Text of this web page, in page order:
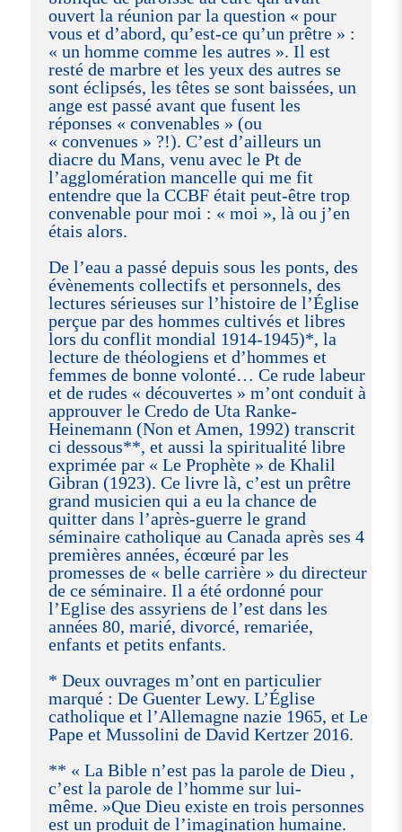
ouvert la réunion par la question « pour
vous et d’abord, qu’est-ce qu’un prêtre » :
« un homme comme les autres ». Il est
resté de marbre et les yeux des autres se
sont éclipsés, les têtes se sont baissées, un
ange est passé avant que fusent les
réponses « convenables » (ou
« convenues » ?!). C’est d’ailleurs un
diacre du Mans, venu avec le Pt de
l’agglomération mancelle qui me fit
entendre que la CCBF était peut-être trop
convenable pour moi : « moi », là ou j’en
étais alors.
De l’eau a passé depuis sous les ponts, des
évènements collectifs et personnels, des
lectures sérieuses sur l’histoire de l’Église
perçue par des hommes cultivés et libres
lors du conflit mondial 1914-1945)*, la
lecture de théologiens et d’hommes et
femmes de bonne volonté… Ce rude labeur
et de rudes « découvertes » m’ont conduit à
approuver le Credo de Uta Ranke-
Heinemann (Non et Amen, 1992) transcrit
ci dessous**, et aussi la spiritualité libre
exprimée par « Le Prophète » de Khalil
Gibran (1923). Ce livre là, c’est un prêtre
grand musicien qui a eu la chance de
quitter dans l’après-guerre le grand
séminaire catholique au Canada après ses 4
premières années, écœuré par les
promesses de « belle carrière » du directeur
de ce séminaire. Il a été ordonné pour
l’Eglise des assyriens de l’est dans les
années 80, marié, divorcé, remariée,
enfants et petits enfants.
* Deux ouvrages m’ont en particulier
marqué : De Guenter Lewy. L’Église
catholique et l’Allemagne nazie 1965, et Le
Pape et Mussolini de David Kertzer 2016.
** « La Bible n’est pas la parole de Dieu ,
c’est la parole de l’homme sur lui-
même. »Que Dieu existe en trois personnes
est un produit de l’imagination humaine.